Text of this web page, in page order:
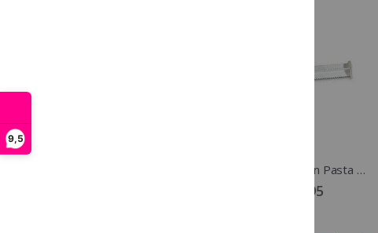
9,5
Sectolin Hypozin Pasta New 100 gram
€ 14,95